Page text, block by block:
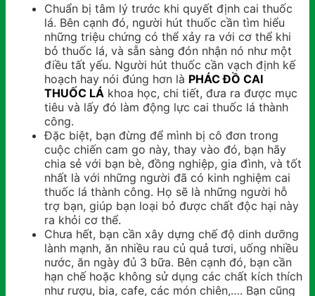
Chuẩn bị tâm lý trước khi quyết định cai thuốc
lá. Bên cạnh đó, người hút thuốc cần tìm hiểu
những triệu chứng có thể xảy ra với cơ thể khi
bỏ thuốc lá, và sẵn sàng đón nhận nó như một
điều tất yếu. Người hút thuốc cần vạch định kế
hoạch hay nói đúng hơn là PHÁC ĐỒ CAI
THUỐC LÁ khoa học, chi tiết, đưa ra được mục
tiêu và lấy đó làm động lực cai thuốc lá thành
công.
Đặc biệt, bạn đừng để mình bị cô đơn trong
cuộc chiến cam go này, thay vào đó, bạn hãy
chia sẻ với bạn bè, đồng nghiệp, gia đình, và tốt
nhất là với những người đã có kinh nghiệm cai
thuốc lá thành công. Họ sẽ là những người hỗ
trợ bạn, giúp bạn loại bỏ được chất độc hại này
ra khỏi cơ thể.
Chưa hết, bạn cần xây dựng chế độ dinh dưỡng
lành mạnh, ăn nhiều rau củ quả tươi, uống nhiều
nước, ăn ngày đủ 3 bữa. Bên cạnh đó, bạn cần
hạn chế hoặc không sử dụng các chất kích thích
như rượu, bia, cafe, các món chiên,…. Bạn cũng